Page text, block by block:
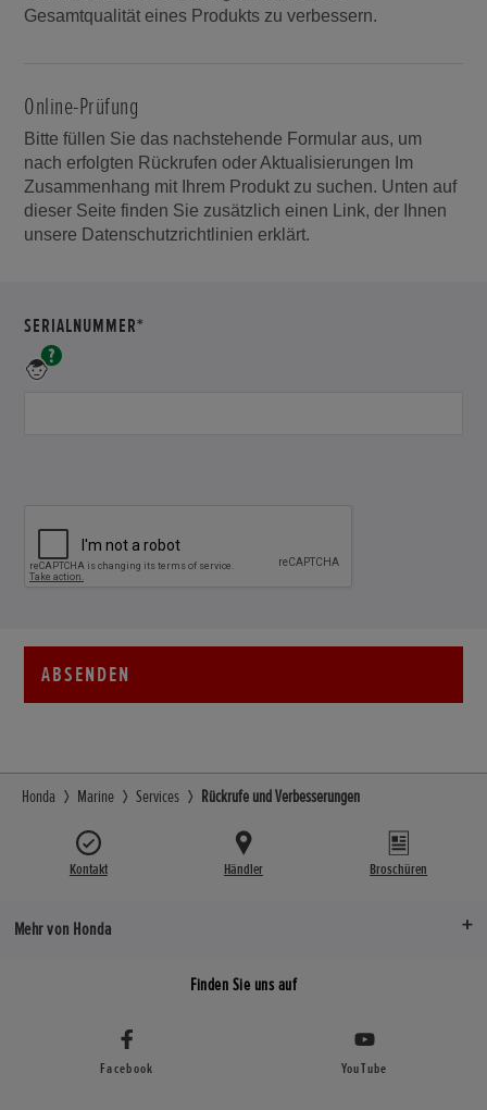
Gesamtqualität eines Produkts zu verbessern.
Online-Prüfung
Bitte füllen Sie das nachstehende Formular aus, um
nach erfolgten Rückrufen oder Aktualisierungen Im
Zusammenhang mit Ihrem Produkt zu suchen. Unten auf
dieser Seite finden Sie zusätzlich einen Link, der Ihnen
unsere Datenschutzrichtlinien erklärt.
SERIALNUMMER*
ABSENDEN
Honda Marine Services Rückrufe und Verbesserungen
Kontakt Händler Broschüren
Mehr von Honda
Finden Sie uns auf
Facebook YouTube